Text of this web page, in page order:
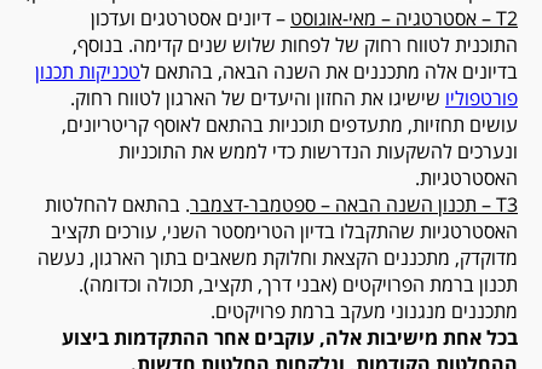
T2– אסטרטגיה – מאי-אוגוסט – דיונים אסטרטגים ועדכון
התוכנית לטווח רחוק של לפחות שלוש שנים קדימה. בנוסף,
בדיונים אלה מתכננים את השנה הבאה, בהתאם לטכניקות תכנון
פורטפוליו שישיגו את החזון והיעדים של הארגון לטווח רחוק.
עושים תחזיות, מתעדפים תוכניות בהתאם לאוסף קריטריונים,
ונערכים להשקעות הנדרשות כדי לממש את התוכניות
האסטרטגיות.
T3– תכנון השנה הבאה – ספטמבר-דצמבר. בהתאם להחלטות
האסטרטגיות שהתקבלו בדיון הטרימסטר השני, עורכים תקציב
מדוקדק, מתכננים הקצאת וחלוקת משאבים בתוך הארגון, נעשה
תכנון ברמת הפרויקטים (אבני דרך, תקציב, תכולה וכדומה).
מתכננים מנגנוני מעקב ברמת פרויקטים.
בכל אחת מישיבות אלה, עוקבים אחר ההתקדמות ביצוע